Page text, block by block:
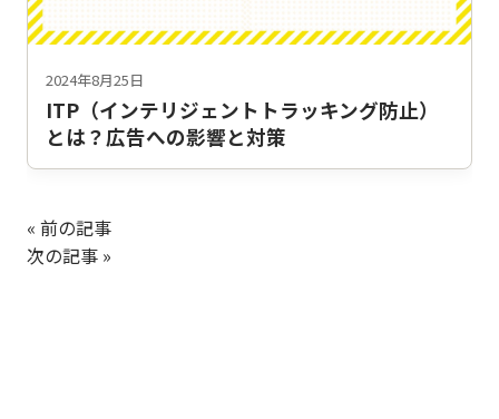
2024年8月25日
ITP（インテリジェントトラッキング防止）
とは？広告への影響と対策
« 前の記事
次の記事 »